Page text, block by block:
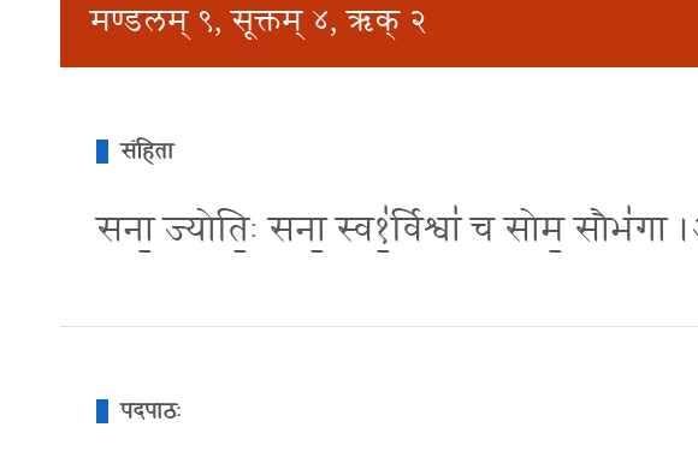
मण्डलम् ९, सूक्तम् ४, ऋक् २
संहिता
सना॒ ज्योति॒ः सना॒ स्व१॒॑र्विश्वा॑ च सोम॒
पदपाठः